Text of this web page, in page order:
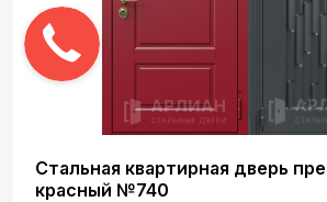
Стальная квартирная дверь
красный №740